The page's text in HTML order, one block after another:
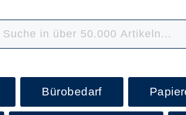
Bürobedarf